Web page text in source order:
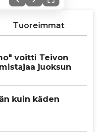
Tuoreimmat
voitti Teivon
juoksun
kuin käden